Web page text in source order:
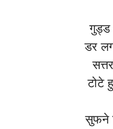
गुड्ड
डर
टोटे
सुफने